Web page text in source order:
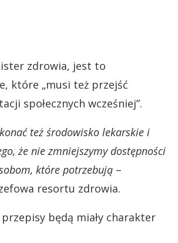
zdrowia, jest to
które „musi też przejść
społecznych wcześniej”.
też środowisko lekarskie i
że nie zmniejszymy dostępności
które potrzebują –
resortu zdrowia.
przepisy będą miały charakter